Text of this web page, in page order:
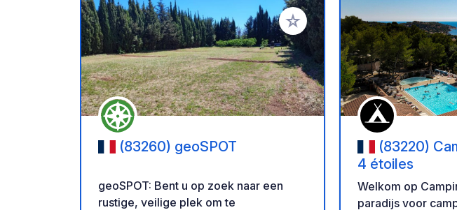
Voeg toe aan je favorieten
(83260) geoSPOT
geoSPOT: Bent u op zoek naar een
rustige, veilige plek om te
(83220)
4 étoiles
Welkom op
paradijs voor